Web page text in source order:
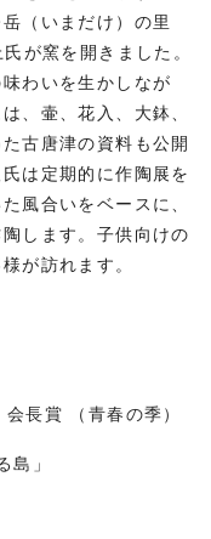
（いまだけ）の里
が窯を開きました。
わいを生かしなが
、壷、花入、大鉢、
古唐津の資料も公開
は定期的に作陶展を
風合いをベースに、
します。子供向けの
が訪れます。
長賞 （青春の季）
島」